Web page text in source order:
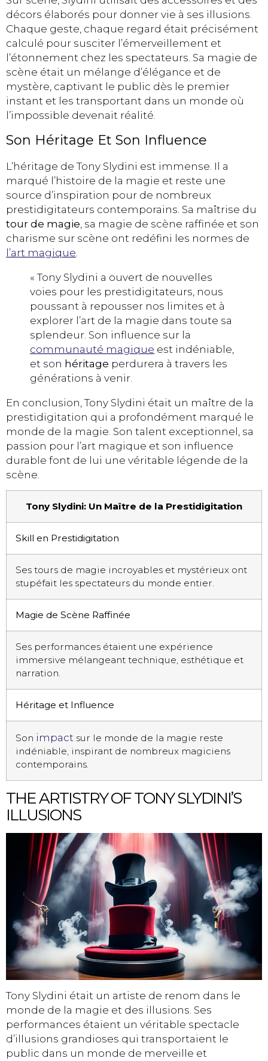
décors élaborés pour donner vie à ses illusions.
Chaque geste, chaque regard était précisément
calculé pour susciter l’émerveillement et
l’étonnement chez les spectateurs. Sa magie de
scène était un mélange d’élégance et de
mystère, captivant le public dès le premier
instant et les transportant dans un monde où
l’impossible devenait réalité.
Son Héritage Et Son Influence
L’héritage de Tony Slydini est immense. Il a
marqué l’histoire de la magie et reste une
source d’inspiration pour de nombreux
prestidigitateurs contemporains. Sa maîtrise du
tour de magie , sa magie de scène raffinée et son
charisme sur scène ont redéfini les normes de
l’art magique
« Tony Slydini a ouvert de nouvelles
voies pour les prestidigitateurs, nous
poussant à repousser nos limites et à
explorer l’art de la magie dans toute sa
splendeur. Son influence sur la
communauté magique est indéniable,
et son héritage perdurera à travers les
générations à venir.
En conclusion, Tony Slydini était un maître de la
prestidigitation qui a profondément marqué le
monde de la magie. Son talent exceptionnel, sa
passion pour l’art magique et son influence
durable font de lui une véritable légende de la
scène.
Tony Slydini: Un Maître de la Prestidigitation
Skill en Prestidigitation
Ses tours de magie incroyables et mystérieux ont
stupéfait les spectateurs du monde entier.
Magie de Scène Raffinée
Ses performances étaient une expérience
immersive mélangeant technique, esthétique et
narration.
Héritage et Influence
Son impact sur le monde de la magie reste
indéniable, inspirant de nombreux magiciens
contemporains.
THE ARTISTRY OF TONY SLYDINI’S
ILLUSIONS
Tony Slydini était un artiste de renom dans le
monde de la magie et des illusions. Ses
performances étaient un véritable spectacle
d’illusions grandioses qui transportaient le
public dans un monde de merveille et